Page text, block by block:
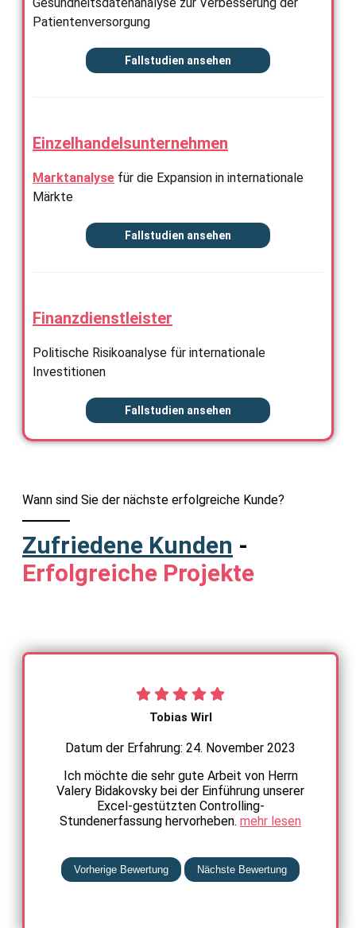
Patientenversorgung
Fallstudien ansehen
Einzelhandelsunternehmen
Marktanalyse für die Expansion in internationale
Märkte
Fallstudien ansehen
Finanzdienstleister
Politische Risikoanalyse für internationale
Investitionen
Fallstudien ansehen
Wann sind Sie der nächste erfolgreiche Kunde?
Zufriedene Kunden -
Erfolgreiche Projekte
Tobias Wirl
Datum der Erfahrung: 24. November 2023
Ich möchte die sehr gute Arbeit von Herrn
Valery Bidakovsky bei der Einführung unserer
Excel-gestützten Controlling-
Stundenerfassung hervorheben. mehr lesen
Vorherige Bewertung Nächste Bewertung